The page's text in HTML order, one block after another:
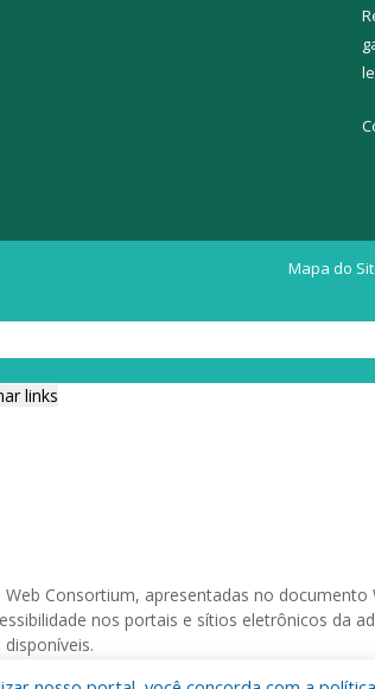
Mapa do
links
Consortium, apresentadas no
nos portais e sítios eletrônicos da